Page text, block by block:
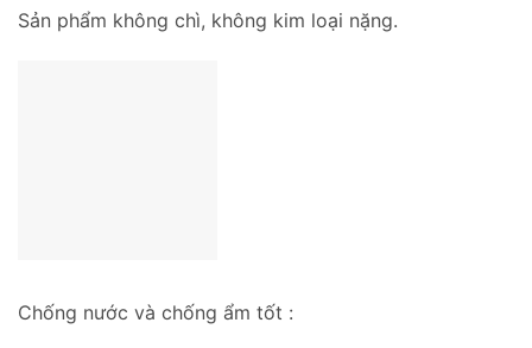
Sản phẩm không chì, không kim loại nặng.
Chống nước và chống ẩm tốt :